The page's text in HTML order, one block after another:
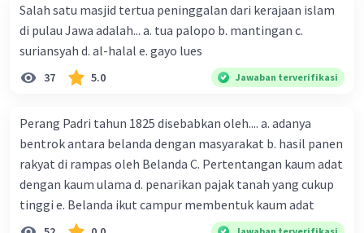
Beri Rating Balas
Iklan
Salah satu masjid tertua peninggalan dari kerajaan islam
di pulau Jawa adalah... a. tua palopo b. mantingan c.
suriansyah d. al-halal e. gayo lues
37 5.0 Jawaban terverifikasi
Perang Padri tahun 1825 disebabkan oleh.... a. adanya
bentrok antara belanda dengan masyarakat b. hasil panen
rakyat di rampas oleh Belanda C. Pertentangan kaum adat
dengan kaum ulama d. penarikan pajak tanah yang cukup
tinggi e. Belanda ikut campur membentuk kaum adat